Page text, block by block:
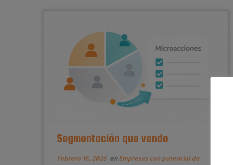
Segmentación que vende
febrero 16, 2026en Empresas con potencial de